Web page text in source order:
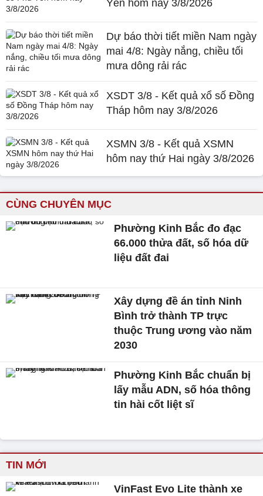
Yên hôm nay 3/8/2026
Dự báo thời tiết miền Nam ngày
mai 4/8: Ngày nắng, chiều tối
mưa dông rải rác
XSDT 3/8 - Kết quả xổ số Đồng
Tháp hôm nay 3/8/2026
XSMN 3/8 - Kết quả XSMN
hôm nay thứ Hai ngày 3/8/2026
CÙNG CHUYÊN MỤC
Phường Kinh Bắc đo đạc
66.000 thửa đất, số hóa dữ
liệu đất đai
Xây dựng đề án tỉnh Ninh
Bình trở thành TP trực
thuộc Trung ương vào năm
2030
Phường Kinh Bắc chuẩn bị
lấy mẫu ADN, số hóa thông
tin hài cốt liệt sĩ
TIN MỚI
VinFast Evo Lite thành xe